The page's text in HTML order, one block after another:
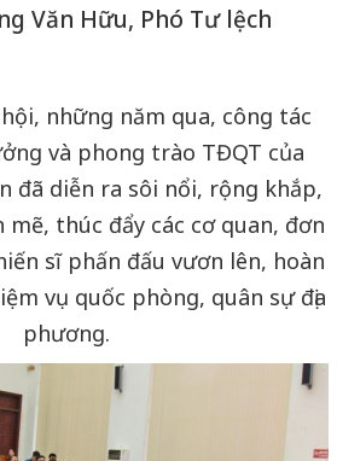
Văn Hữu, Phó Tư lệch
những năm qua, công tác
và phong trào TĐQT của
đã diễn ra sôi nổi, rộng khắp,
thúc đẩy các cơ quan, đơn
sĩ phấn đấu vươn lên, hoàn
vụ quốc phòng, quân sự địa
phương.